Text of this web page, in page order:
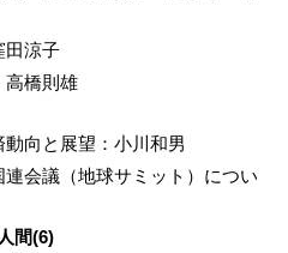
田涼子
高橋則雄
向と展望：小川和男
会議（地球サミット）につい
間(6)